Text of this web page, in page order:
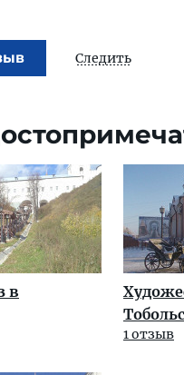
Следить
в
1 отзыв